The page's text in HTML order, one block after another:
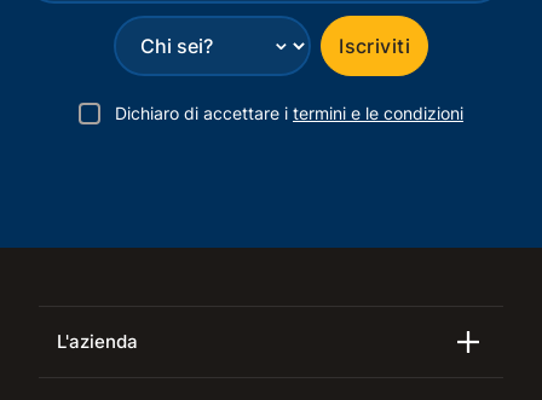
⌄ Iscriviti
Dichiaro di accettare i termini e le condizioni
L'azienda